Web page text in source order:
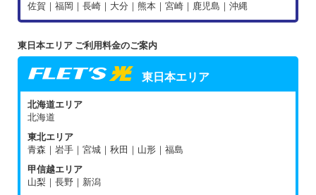
佐賀｜福岡｜長崎｜大分｜熊本｜宮崎｜鹿児島｜沖縄
東日本エリア ご利用料金のご案内
東日本エリア
北海道エリア
北海道
東北エリア
青森｜岩手｜宮城｜秋田｜山形｜福島
甲信越エリア
山梨｜長野｜新潟